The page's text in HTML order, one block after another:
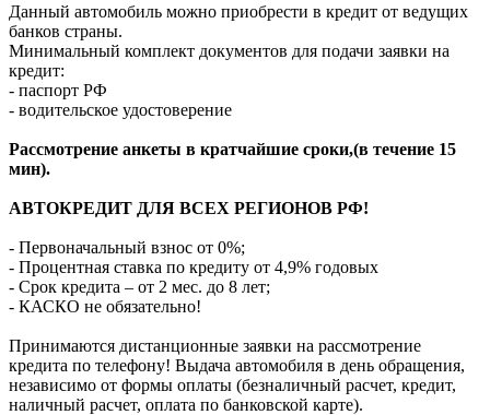
Данный автомобиль можно приобрести в кредит от ведущих
банков страны.
Минимальный комплект документов для подачи заявки на
кредит:
- паспорт РФ
- водительское удостоверение
Рассмотрение анкеты в кратчайшие сроки,(в течение 15
мин).
АВТОКРЕДИТ ДЛЯ ВСЕХ РЕГИОНОВ РФ!
- Первоначальный взнос от 0%;
- Процентная ставка по кредиту от 4,9% годовых
- Срок кредита – от 2 мес. до 8 лет;
- КАСКО не обязательно!
Принимаются дистанционные заявки на рассмотрение
кредита по телефону! Выдача автомобиля в день обращения,
независимо от формы оплаты (безналичный расчет, кредит,
наличный расчет, оплата по банковской карте).